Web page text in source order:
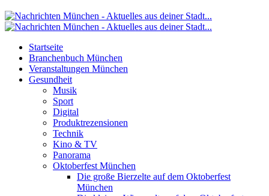
Startseite
Branchenbuch München
Veranstaltungen München
Gesundheit
Musik
Sport
Digital
Produktrezensionen
Technik
Kino & TV
Panorama
Oktoberfest München
Die große Bierzelte auf dem Oktoberfest
München